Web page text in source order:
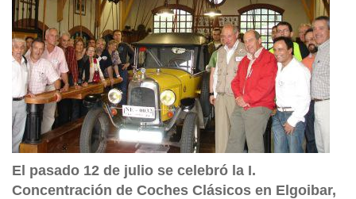
El pasado 12 de julio se celebró la I.
Concentración de Coches Clásicos en Elgoibar,